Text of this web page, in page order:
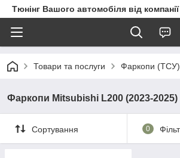
Тюнінг Вашого автомобіля від
Товари та послуги Фаркопи (ТСУ)
Фаркопи Mitsubishi L200 (2023-2025)
Сортування 0